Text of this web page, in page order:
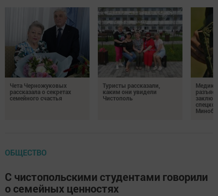
Чета Черножуковых
рассказала о секретах
семейного счастья
Туристы рассказали,
каким они увидели
Чистополь
ОБЩЕСТВО
С чистопольскими студентами говорили
о семейных ценностях